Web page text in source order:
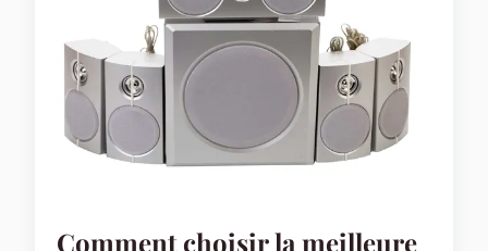
Comment choisir la meilleure